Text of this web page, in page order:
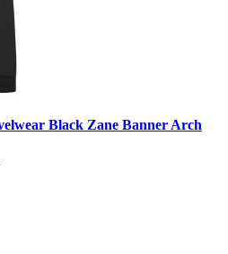
Black Zane Banner Arch